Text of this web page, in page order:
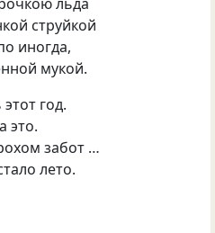
струйкой
иногда,
мукой.
год.
это.
забот …
лето.